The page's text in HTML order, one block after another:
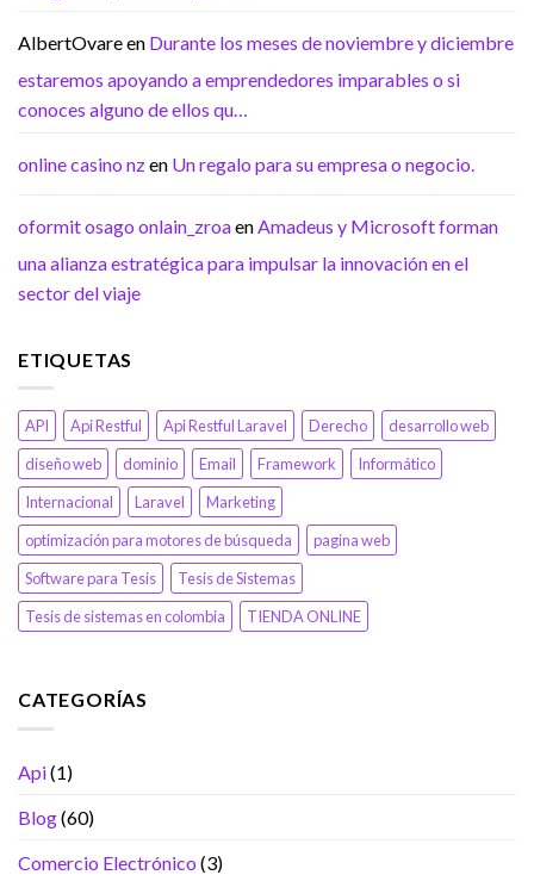
AlbertOvareen Durante los meses de noviembre y diciembre
estaremos apoyando a emprendedores imparables o si
conoces alguno de ellos qu…
online casino nzen Un regalo para su empresa o negocio.
oformit osago onlain_zroaen Amadeus y Microsoft forman
una alianza estratégica para impulsar la innovación en el
sector del viaje
ETIQUETAS
API Api Restful Api Restful Laravel Derecho
desarrollo web
diseño web
dominio Email Framework
Informático
Internacional
Laravel
Marketing
optimización para motores de búsqueda
pagina web
Software para Tesis
Tesis de Sistemas
Tesis de sistemas en colombia
TIENDA ONLINE
CATEGORÍAS
Api(1)
Blog(60)
Comercio Electrónico (3)